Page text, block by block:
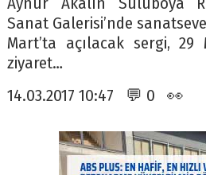
Sanat Galerisi’nde
Mart’ta açılacak sergi,
ziyaret…
14.03.2017 10:47 💬 0 👀